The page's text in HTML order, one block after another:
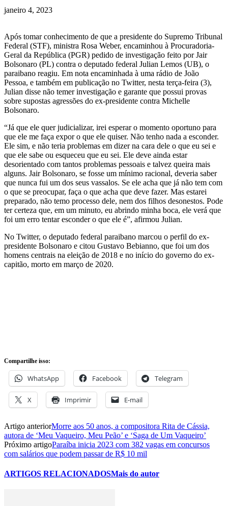
janeiro 4, 2023
Após tomar conhecimento de que a presidente do Supremo Tribunal
Federal (STF), ministra Rosa Weber, encaminhou à Procuradoria-
Geral da República (PGR) pedido de investigação feito por Jair
Bolsonaro (PL) contra o deputado federal Julian Lemos (UB), o
paraibano reagiu. Em nota encaminhada à uma rádio de João
Pessoa, e também em publicação no Twitter, nesta terça-feira (3),
Julian disse não temer investigação e garante que possui provas
sobre supostas agressões do ex-presidente contra Michelle
Bolsonaro.
“Já que ele quer judicializar, irei esperar o momento oportuno para
que ele me faça expor o que ele quiser. Não tenho nada a esconder.
Ele sim, e não teria problemas em dizer na cara dele o que eu sei e
que ele sabe ou esqueceu que eu sei. Ele deve ainda estar
desorientado com tantos problemas pessoais e talvez queira mais
alguns. Jair Bolsonaro, se fosse um mínimo racional, deveria saber
que nunca fui um dos seus vassalos. Se ele acha que já não tem com
o que se preocupar, faça o que acha que deve fazer. Mas estarei
preparado, não temo processo dele, nem dos filhos desonestos. Pode
ter certeza que, em um minuto, eu abrindo minha boca, ele verá que
foi um erro tentar esconder o que ele é”, afirmou Julian.
No Twitter, o deputado federal paraibano marcou o perfil do ex-
presidente Bolsonaro e citou Gustavo Bebianno, que foi um dos
homens centrais na eleição de 2018 e no início do governo do ex-
capitão, morto em março de 2020.
Compartilhe isso:
WhatsApp Facebook Telegram
X Imprimir E-mail
Artigo anteriorMorre aos 50 anos, a compositora Rita de Cássia,
autora de ‘Meu Vaqueiro, Meu Peão’ e ‘Saga de Um Vaqueiro’
Próximo artigoParaíba inicia 2023 com 382 vagas em concursos
com salários que podem passar de R$ 10 mil
ARTIGOS RELACIONADOSMais do autor